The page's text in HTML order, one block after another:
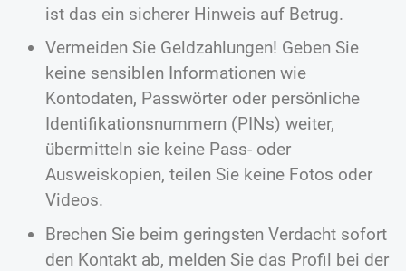
ist das ein sicherer Hinweis auf Betrug.
Vermeiden Sie Geldzahlungen! Geben Sie
keine sensiblen Informationen wie
Kontodaten, Passwörter oder persönliche
Identifikationsnummern (PINs) weiter,
übermitteln sie keine Pass- oder
Ausweiskopien, teilen Sie keine Fotos oder
Videos.
Brechen Sie beim geringsten Verdacht sofort
den Kontakt ab, melden Sie das Profil bei der